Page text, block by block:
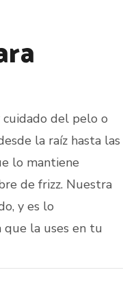
del pelo o
la raíz hasta las
lo mantiene
de frizz. Nuestra
y es lo
que la uses en tu